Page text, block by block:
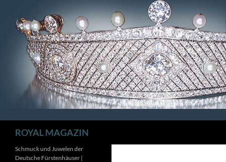
Inhalt
springen
ROYAL MAGAZIN
Schmuck und Juwelen der
Deutsche Fürstenhäuser |